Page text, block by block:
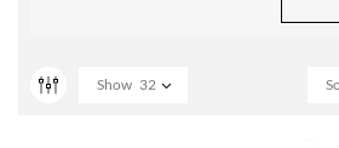
Show 32